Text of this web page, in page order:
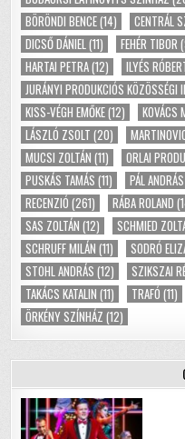
BÖRÖNDI BENCE(14) CENTRÁL
DICSŐ DÁNIEL (11) FEHÉR TIBOR
HARTAI PETRA(12) ILYÉS
JURÁNYI PRODUKCIÓS KÖZÖSSÉGI
KISS-VÉGH EMŐKE(12) KOVÁCS
LÁSZLÓ ZSOLT (20)
MUCSI ZOLTÁN (11) ORLAI
PUSKÁS TAMÁS (11) PÁL ANDRÁS
RECENZIÓ (261) RÁBA ROLAND
SAS ZOLTÁN (12) SCHMIED
SCHRUFF MILÁN (11) SODRÓ
STOHL ANDRÁS (12) SZIKSZAI
TAKÁCS KATALIN (11) TRAFÓ (11)
ÖRKÉNY SZÍNHÁZ (12)